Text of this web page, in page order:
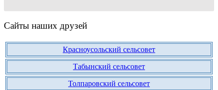
Сайты наших друзей
Красноусольский сельсовет
Табынский сельсовет
Толпаровский сельсовет